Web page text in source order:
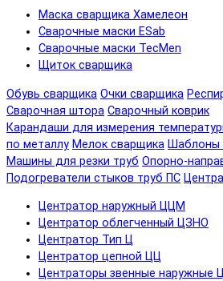
Маска сварщика Хамелеон
Сварочные маски ESab
Сварочные маски TecMen
Щиток сварщика
Обувь сварщика Очки сварщика
Сварочная штора Сварочный коврик
Карандаши для измерения
по металлу Мелок сварщика Шаблоны
Машины для резки труб Опорно-
Подогреватели стыков труб ПС
Центратор наружный ЦЦМ
Центратор облегченный ЦЗНО
Центратор Тип Ц
Центратор цепной ЦЦ
Центраторы звенные наружные